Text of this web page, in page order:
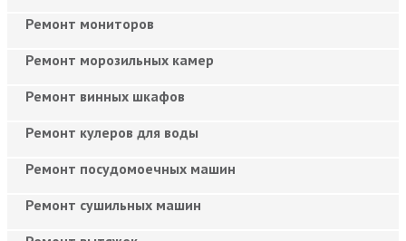
Ремонт мониторов
Ремонт морозильных камер
Ремонт винных шкафов
Ремонт кулеров для воды
Ремонт посудомоечных машин
Ремонт сушильных машин